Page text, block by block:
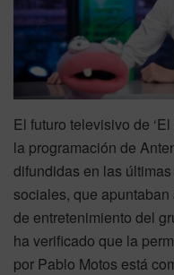
El futuro televisivo de
la programación de
difundidas en las
sociales, que
de entretenimiento del
ha verificado que la
por Pablo Motos está